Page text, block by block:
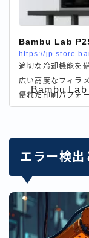
Bambu Lab
Bambu Lab
https://
適切な冷却機能を
広い高度なフィラ
優れた印刷パフォ
エラー検